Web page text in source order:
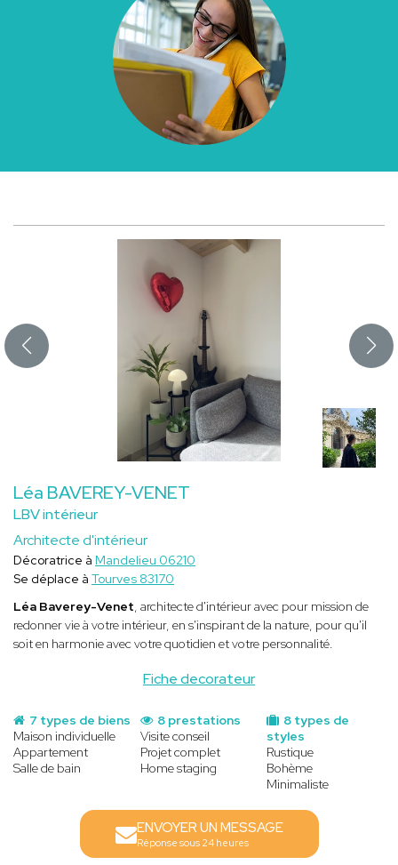
Léa BAVEREY-VENET
LBV intérieur
Architecte d'intérieur
Fiche decorateur
Décoratrice à Mandelieu 06210
Se déplace à Tourves 83170
Léa Baverey-Venet, architecte d'intérieur avec pour mission de
redonner vie à votre intérieur, en s'inspirant de la nature, pour qu'il
soit en harmonie avec votre quotidien et votre personnalité.
7 types de biens
Maison individuelle
Appartement
Salle de bain
8 types de
styles
Rustique
Bohème
Minimaliste
8 prestations
Visite conseil
Projet complet
Home staging
ENVOYER UN MESSAGE
Réponse sous 24 heures